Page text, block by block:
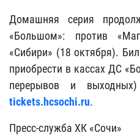
Домашняя серия
«Большом»: против
«Сибири» (18 октября).
приобрести в кассах ДС
перерывов и
tickets.hcsochi.ru.
Пресс-служба ХК «Сочи»